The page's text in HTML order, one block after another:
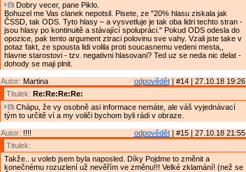
Dobry vecer, pane Piklo.
Bohuzel me Vas clanek nepotsil. Pisete, ze "20% hlasu ziskala jak
ČSSD, tak ODS. Tyto hlasy – a vysvetluje je tak oba lidri techto stran -
jsou hlasy po kontinuitě a stávající spolupráci." Pokud ODS odesla do
opozice, pak tento argument ztraci polovinu sve vahy. Vzali jste take v
potaz fakt, ze spousta lidi volila proti soucasnemu vedeni mesta,,
hlavne starostovi - tzv. negativni hlasovani? Ted uz se neda nic delat -
dohody se maji plnit.
odpovědět| #14 | 27.10.18 19:26
Autor: Martina
Titulek: Re:Re:Re:Re:
Chápu, že vy osobně asi informace nemáte, ale váš vyjednávací
tým to určitě ví a my voliči bychom byli rádi v obraze.
odpovědět| #15 | 27.10.18 21:55
Autor: !!!!
Titulek:
Takže.. u voleb jsem byla naposled. Díky Pojdme to změnit a
konečnému rozuzlení už nevěřím ve změnu!!! Velké zklamání! (než se